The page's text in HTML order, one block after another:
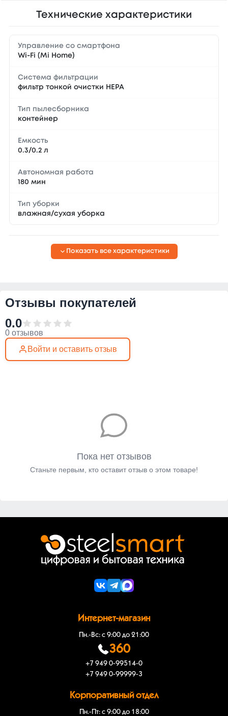
Технические характеристики
Управление со смартфона
Wi-Fi (Mi Home)
Система фильтрации
фильтр тонкой очистки НЕРА
Тип пылесборника
контейнер
Емкость
0.3/0.2 л
Автономная работа
180 мин
Тип уборки
влажная/сухая уборка
Показать все характеристики
Отзывы покупателей
0.0
0 отзывов
Войти и оставить отзыв
Пока нет отзывов
Станьте первым, кто оставит отзыв о этом товаре!
Интернет-магазин
Пн.-Вс: с 9:00 до 21:00
360
+7 949 0-99514-0
+7 949 0-99999-3
Корпоративный отдел
Пн.-Пт: с 9:00 до 18:00